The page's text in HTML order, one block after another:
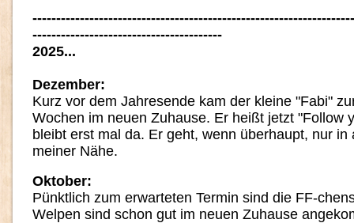
----------------------------------------
2025...
Dezember:
Kurz vor dem Jahresende kam der kleine "Fabi"
Wochen im neuen Zuhause. Er heißt jetzt "Follow
bleibt erst mal da. Er geht, wenn überhaupt, nur in
meiner Nähe.
Oktober:
Pünktlich zum erwarteten Termin sind die FF-
Welpen sind schon gut im neuen Zuhause